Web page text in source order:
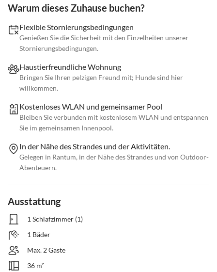
Warum dieses Zuhause buchen?
Flexible Stornierungsbedingungen
Genießen Sie die Sicherheit mit den Einzelheiten unserer
Stornierungsbedingungen.
Haustierfreundliche Wohnung
Bringen Sie Ihren pelzigen Freund mit; Hunde sind hier
willkommen.
Kostenloses WLAN und gemeinsamer Pool
Bleiben Sie verbunden mit kostenlosem WLAN und entspannen
Sie im gemeinsamen Innenpool.
In der Nähe des Strandes und der Aktivitäten.
Gelegen in Rantum, in der Nähe des Strandes und von Outdoor-
Abenteuern.
Ausstattung
1 Schlafzimmer (1)
1 Bäder
Max. 2 Gäste
36 m²